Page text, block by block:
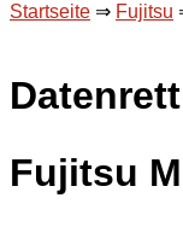
Startseite ⇒ Fujitsu
Fujitsu